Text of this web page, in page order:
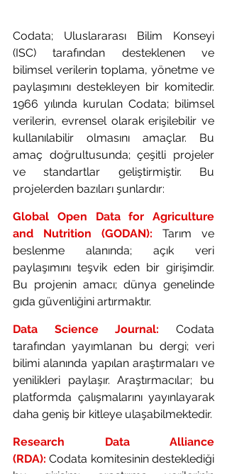
Codata; Uluslararası Bilim Konseyi
(ISC) tarafından desteklenen ve
bilimsel verilerin toplama, yönetme ve
paylaşımını destekleyen bir komitedir.
1966 yılında kurulan Codata; bilimsel
verilerin, evrensel olarak erişilebilir ve
kullanılabilir olmasını amaçlar. Bu
amaç doğrultusunda; çeşitli projeler
ve standartlar geliştirmiştir. Bu
projelerden bazıları şunlardır:
Global Open Data for Agriculture
and Nutrition (GODAN): Tarım ve
beslenme alanında; açık veri
paylaşımını teşvik eden bir girişimdir.
Bu projenin amacı; dünya genelinde
gıda güvenliğini artırmaktır.
Data Science Journal: Codata
tarafından yayımlanan bu dergi; veri
bilimi alanında yapılan araştırmaları ve
yenilikleri paylaşır. Araştırmacılar; bu
platformda çalışmalarını yayınlayarak
daha geniş bir kitleye ulaşabilmektedir.
Research Data Alliance
(RDA): Codata komitesinin desteklediği